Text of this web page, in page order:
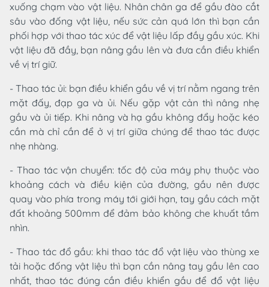
xuống chạm vào vật liệu. Nhân chân ga để gầu đào cắt
sâu vào đống vật liệu, nếu sức cản quá lớn thì bạn cần
phối hợp với thao tác xúc để vật liệu lấp đầy gầu xúc. Khi
vật liệu đã đầy, bạn nâng gầu lên và đưa cần điều khiển
về vị trí giữ.
- Thao tác ủi: bạn điều khiển gầu về vị trí nằm ngang trên
mặt đấy, đạp ga và ủi. Nếu gặp vật cản thì nâng nhẹ
gầu và ủi tiếp. Khi nâng và hạ gầu không đẩy hoặc kéo
cần mà chỉ cần để ở vị trí giữa chúng để thao tác được
nhẹ nhàng.
- Thao tác vận chuyển: tốc độ của máy phụ thuộc vào
khoảng cách và điều kiện của đường, gầu nên được
quay vào phía trong máy tới giới hạn, tay gầu cách mặt
đất khoảng 500mm để đảm bảo không che khuất tầm
nhìn.
- Thao tác đổ gầu: khi thao tác đổ vật liệu vào thùng xe
tải hoặc đống vật liệu thì bạn cần nâng tay gầu lên cao
nhất, thao tác đúng cần điều khiển gầu để đổ vật liệu